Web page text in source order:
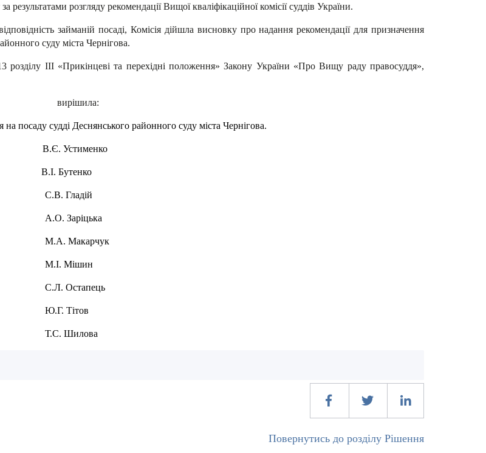
розгляду рекомендації Вищої кваліфікаційної комісії суддів України.
займаній посаді, Комісія дійшла висновку про надання рекомендації для призначення
суду міста Чернігова.
III «Прикінцеві та перехідні положення» Закону України «Про Вищу раду правосуддя»,
вирішила:
посаду судді Деснянського районного суду міста Чернігова.
Повернутись до розділу Рішення